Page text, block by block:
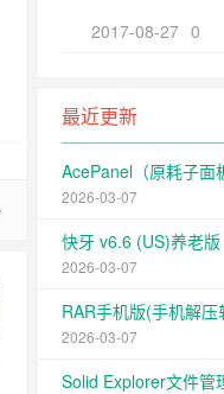
2017-08-27 0
最近更新
AcePanel（原耗子面
2026-03-07
快牙 v6.6 (US)养老版
2026-03-07
RAR手机版(手机解
2026-03-07
Solid Explorer文件管